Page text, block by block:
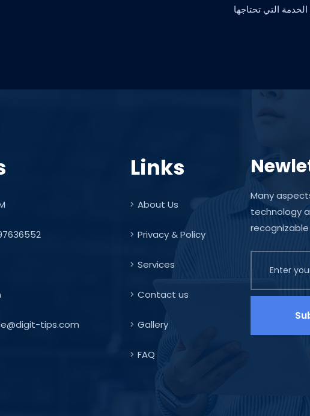
التي تحتاجها
tips.com
Links
About Us
Privacy & Policy
Services
Contact us
Gallery
FAQ
Many
technology